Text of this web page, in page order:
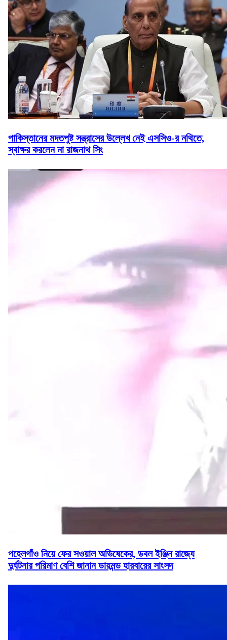
পাকিস্তানের মদতপুষ্ট সন্ত্রাসের উল্লেখ নেই এসসিও-র নথিতে,
স্বাক্ষর করলেন না রাজনাথ সিং
পহেলগাঁও নিয়ে ফের সওয়াল অভিষেকের, ডবল ইঞ্জিন রাজ্যে
দুর্ঘটনার পরিমাণ বেশি জানান ডায়মন্ড হারবারের সাংসদ